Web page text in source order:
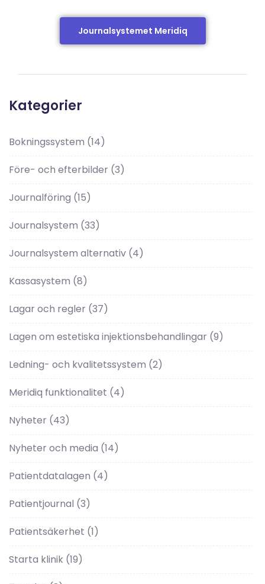
Journalsystemet Meridiq
Kategorier
Bokningssystem (14)
Före- och efterbilder (3)
Journalföring (15)
Journalsystem (33)
Journalsystem alternativ (4)
Kassasystem (8)
Lagar och regler (37)
Lagen om estetiska injektionsbehandlingar (9)
Ledning- och kvalitetssystem (2)
Meridiq funktionalitet (4)
Nyheter (43)
Nyheter och media (14)
Patientdatalagen (4)
Patientjournal (3)
Patientsäkerhet (1)
Starta klinik (19)